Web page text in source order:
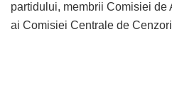
partidului, membrii Comisiei de
ai Comisiei Centrale de